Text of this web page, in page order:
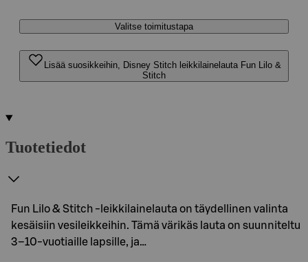
Valitse toimitustapa
Lisää suosikkeihin, Disney Stitch leikkilainelauta Fun Lilo &
Stitch
Tuotetiedot
Fun Lilo & Stitch -leikkilainelauta on täydellinen valinta
kesäisiin vesileikkeihin. Tämä värikäs lauta on suunniteltu
3–10-vuotiaille lapsille, ja…